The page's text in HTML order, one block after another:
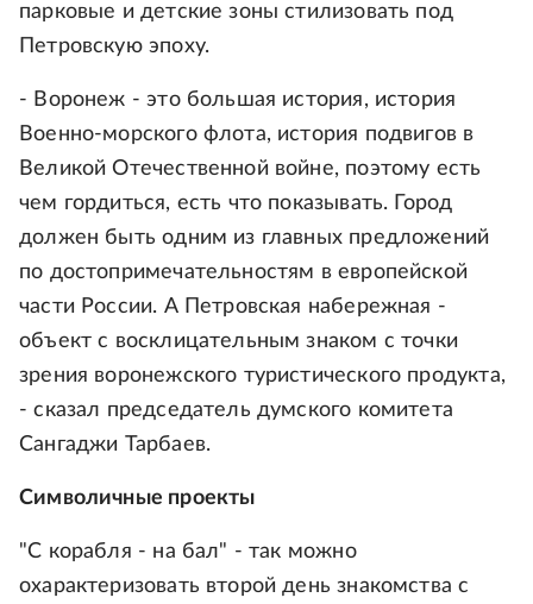
парковые и детские зоны стилизовать под
Петровскую эпоху.
- Воронеж - это большая история, история
Военно-морского флота, история подвигов в
Великой Отечественной войне, поэтому есть
чем гордиться, есть что показывать. Город
должен быть одним из главных предложений
по достопримечательностям в европейской
части России. А Петровская набережная -
объект с восклицательным знаком с точки
зрения воронежского туристического продукта,
- сказал председатель думского комитета
Сангаджи Тарбаев.
Символичные проекты
"С корабля - на бал" - так можно
охарактеризовать второй день знакомства с